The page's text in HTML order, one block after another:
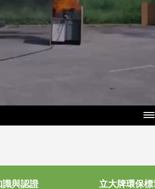
識與認證 立大牌環保